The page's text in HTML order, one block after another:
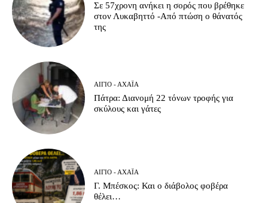
Σε 57χρονη ανήκει η σορός που βρέθηκε
στον Λυκαβηττό -Από πτώση ο θάνατός
της
ΑΊΓΙΟ - ΑΧΑΪ́Α
Πάτρα: Διανομή 22 τόνων τροφής για
σκύλους και γάτες
ΑΊΓΙΟ - ΑΧΑΪ́Α
Γ. Μπέσκος: Και ο διάβολος φοβέρα
θέλει…